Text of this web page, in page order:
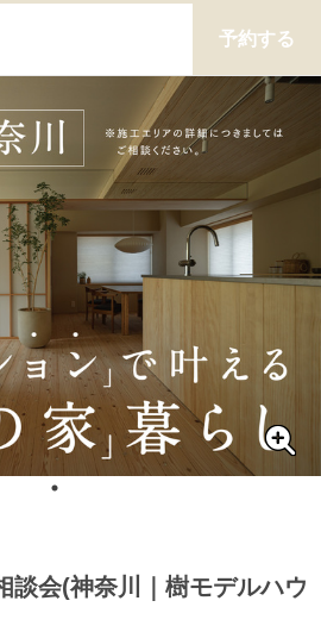
予約する
談会(神奈川｜樹モデルハウ